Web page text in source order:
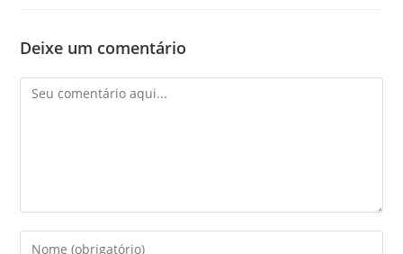
Deixe um comentário
Comentário
Digite